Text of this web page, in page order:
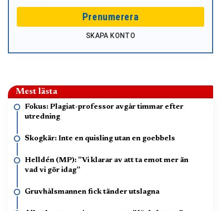
Prenumerera
SKAPA KONTO
Mest lästa
Fokus: Plagiat-professor avgår timmar efter
utredning
Skogkär: Inte en quisling utan en goebbels
Helldén (MP): ”Vi klarar av att ta emot mer än
vad vi gör idag”
Gruvhålsmannen fick tänder utslagna